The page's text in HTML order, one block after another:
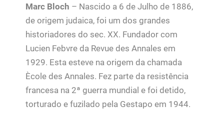
Marc Bloch – Nascido a 6 de Julho de 1886,
de origem judaica, foi um dos grandes
historiadores do sec. XX. Fundador com
Lucien Febvre da Revue des Annales em
1929. Esta esteve na origem da chamada
Ècole des Annales. Fez parte da resistência
francesa na 2ª guerra mundial e foi detido,
torturado e fuzilado pela Gestapo em 1944.